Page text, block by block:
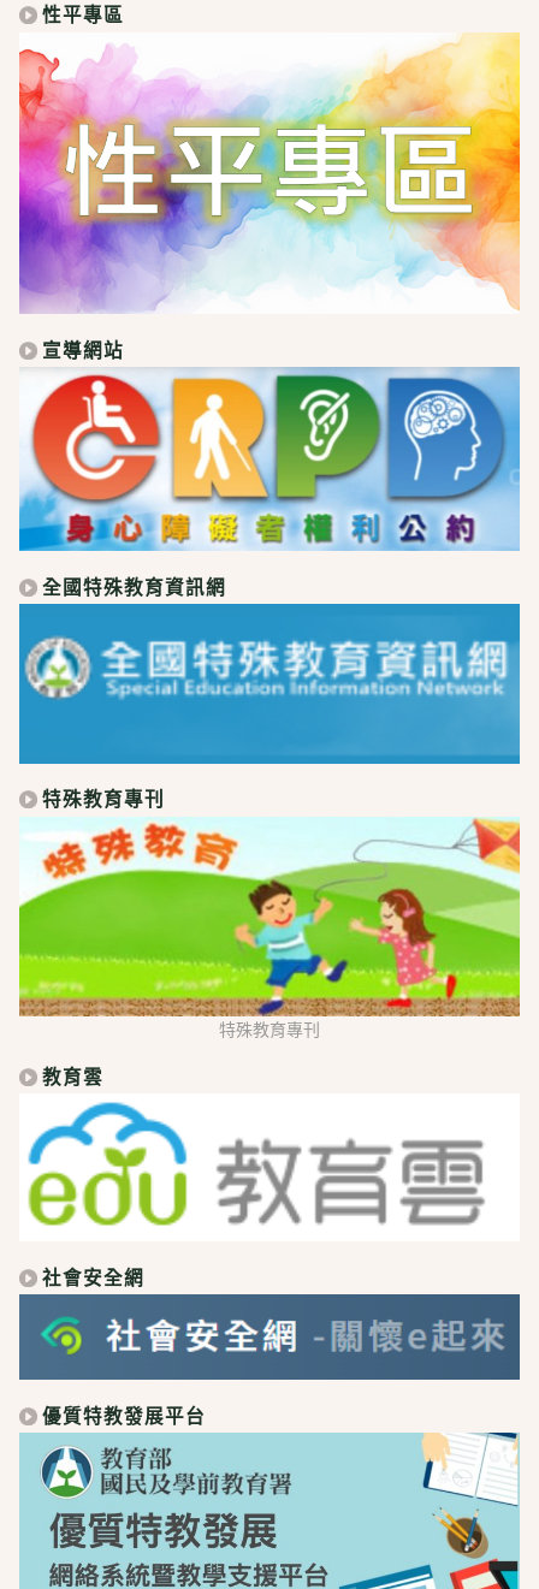
性平專區
宣導網站
全國特殊教育資訊網
特殊教育專刊
特殊教育專刊
教育雲
社會安全網
優質特教發展平台